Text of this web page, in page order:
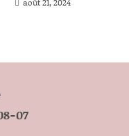
août 21, 2024
07